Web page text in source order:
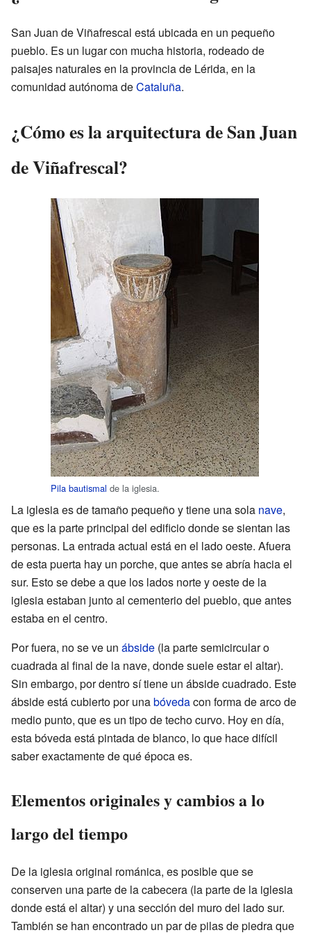
San Juan de Viñafrescal está ubicada en un pequeño
pueblo. Es un lugar con mucha historia, rodeado de
paisajes naturales en la provincia de Lérida, en la
comunidad autónoma deCataluña.
¿Cómo es la arquitectura de San Juan
de Viñafrescal?
Pila bautismal de la iglesia.
La iglesia es de tamaño pequeño y tiene una sola nave,
que es la parte principal del edificio donde se sientan las
personas. La entrada actual está en el lado oeste. Afuera
de esta puerta hay un porche, que antes se abría hacia el
sur. Esto se debe a que los lados norte y oeste de la
iglesia estaban junto al cementerio del pueblo, que antes
estaba en el centro.
Por fuera, no se ve un ábside (la parte semicircular o
cuadrada al final de la nave, donde suele estar el altar).
Sin embargo, por dentro sí tiene un ábside cuadrado. Este
ábside está cubierto por unabóvedacon forma de arco de
medio punto, que es un tipo de techo curvo. Hoy en día,
esta bóveda está pintada de blanco, lo que hace difícil
saber exactamente de qué época es.
Elementos originales y cambios a lo
largo del tiempo
De la iglesia original románica, es posible que se
conserven una parte de la cabecera (la parte de la iglesia
donde está el altar) y una sección del muro del lado sur.
También se han encontrado un par de pilas de piedra que